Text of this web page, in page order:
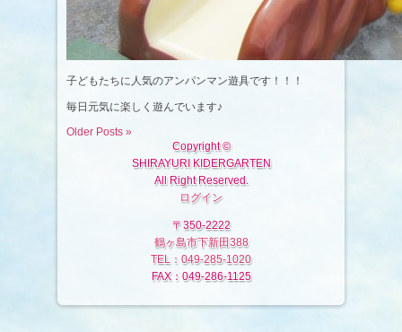
子どもたちに人気のアンパンマン遊具です！！！
毎日元気に楽しく遊んでいます♪
Older Posts »
Copyright ©
SHIRAYURI KIDERGARTEN
All Right Reserved.
ログイン
〒350-2222
鶴ヶ島市下新田388
TEL：049-285-1020
FAX：049-286-1125